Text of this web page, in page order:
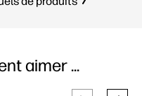
aimer ...